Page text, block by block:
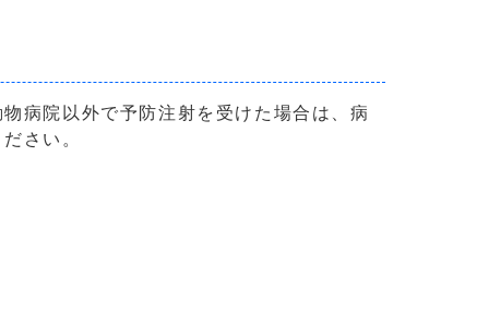
病院以外で予防注射を受けた場合は、病
さい。